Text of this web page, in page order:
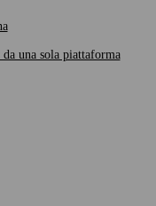
una sola piattaforma